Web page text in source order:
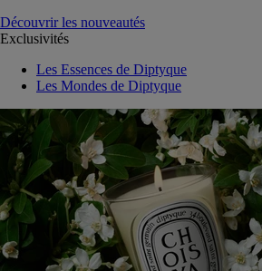
Découvrir les nouveautés
Exclusivités
Les Essences de Diptyque
Les Mondes de Diptyque